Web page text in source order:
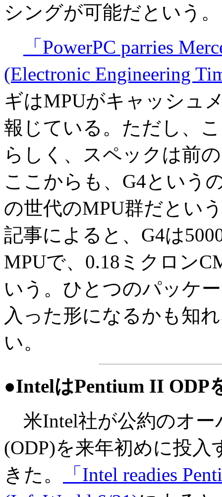
シングが可能だという。
「PowerPC parries
(Electronic Engineering
ギはMPUがキャッシュ
報じている。ただし、
らしく、スペックは前
ここからも、G4という
の世代のMPU群だとい
記事によると、G4は
MPUで、0.18ミクロン
いう。ひとつのパッケ
入った形になるかも知
い。
●IntelはPentium II ODP
米Intel社が公約のオー
(ODP)を来年初めに投
きた。
「Intel readies